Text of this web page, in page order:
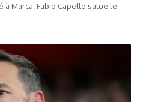
Marca, Fabio Capello salue le